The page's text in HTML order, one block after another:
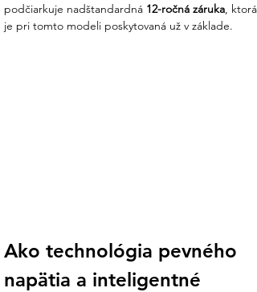
systémami pri zatienení.
SolarEdge Monitoring Portal, kde si ich
môžete kedykoľvek pozrieť online.
podčiarkuje nadštandardná 12-ročná záruka, ktorá
je pri tomto modeli poskytovaná už v základe.
Ako technológia pevného
napätia a inteligentné